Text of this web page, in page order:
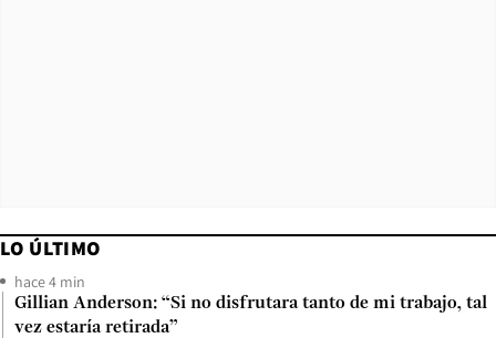
LO ÚLTIMO
hace 4 min
Gillian Anderson: “Si no disfrutara tanto de mi trabajo, tal
vez estaría retirada”